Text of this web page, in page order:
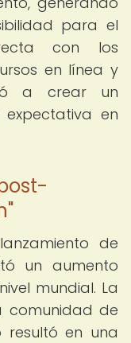
para el
con los
en línea y
a crear un
en
de
un aumento
mundial. La
comunidad de
resultó en una